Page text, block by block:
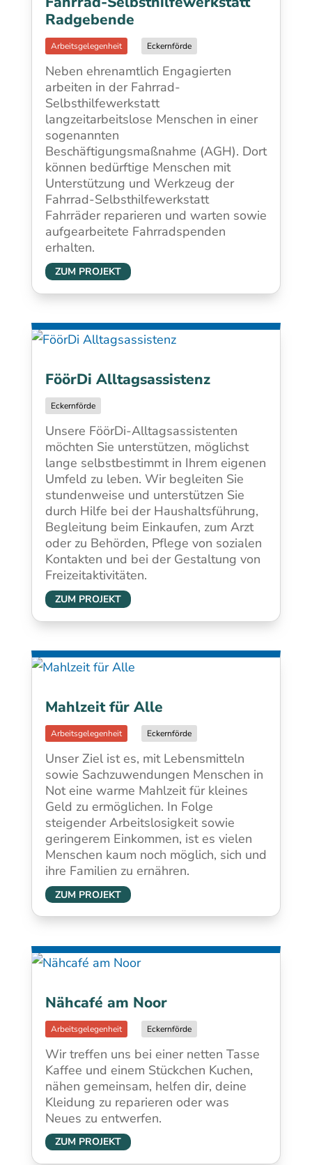
Radgebende
Eckernförde
Neben ehrenamtlich Engagierten
arbeiten in der Fahrrad-
Selbsthilfewerkstatt
langzeitarbeitslose Menschen in einer
sogenannten
Beschäftigungsmaßnahme (AGH). Dort
können bedürftige Menschen mit
Unterstützung und Werkzeug der
Fahrrad-Selbsthilfewerkstatt
Fahrräder reparieren und warten sowie
aufgearbeitete Fahrradspenden
erhalten.
ZUM PROJEKT
FöörDi Alltagsassistenz
Eckernförde
Unsere FöörDi-Alltagsassistenten
möchten Sie unterstützen, möglichst
lange selbstbestimmt in Ihrem eigenen
Umfeld zu leben. Wir begleiten Sie
stundenweise und unterstützen Sie
durch Hilfe bei der Haushaltsführung,
Begleitung beim Einkaufen, zum Arzt
oder zu Behörden, Pflege von sozialen
Kontakten und bei der Gestaltung von
Freizeitaktivitäten.
ZUM PROJEKT
Mahlzeit für Alle
Eckernförde
Unser Ziel ist es, mit Lebensmitteln
sowie Sachzuwendungen Menschen in
Not eine warme Mahlzeit für kleines
Geld zu ermöglichen. In Folge
steigender Arbeitslosigkeit sowie
geringerem Einkommen, ist es vielen
Menschen kaum noch möglich, sich und
ihre Familien zu ernähren.
ZUM PROJEKT
Nähcafé am Noor
Eckernförde
Wir treffen uns bei einer netten Tasse
Kaffee und einem Stückchen Kuchen,
nähen gemeinsam, helfen dir, deine
Kleidung zu reparieren oder was
Neues zu entwerfen.
ZUM PROJEKT